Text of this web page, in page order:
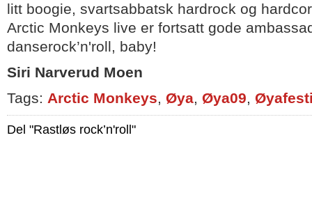
litt boogie, svartsabbatsk hardrock og
Arctic Monkeys live er fortsatt gode
danserock’n'roll, baby!
Siri Narverud Moen
Tags: Arctic Monkeys, Øya, Øya09,
Del "Rastløs rock’n'roll"